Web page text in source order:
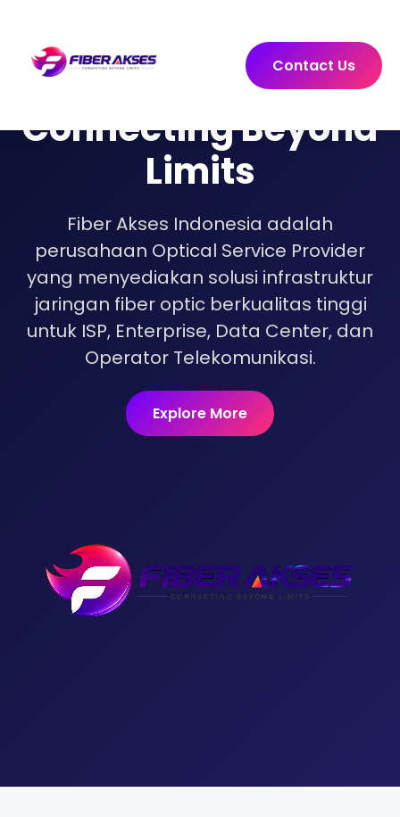
Contact Us
Connecting Beyond
Limits
Fiber Akses Indonesia adalah
perusahaan Optical Service Provider
yang menyediakan solusi infrastruktur
jaringan fiber optic berkualitas tinggi
untuk ISP, Enterprise, Data Center, dan
Operator Telekomunikasi.
Explore More